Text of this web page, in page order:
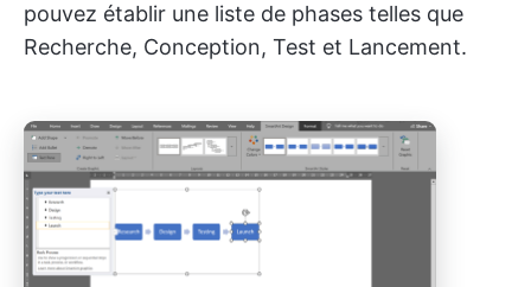
pouvez établir une liste de phases telles que
Recherche, Conception, Test et Lancement.